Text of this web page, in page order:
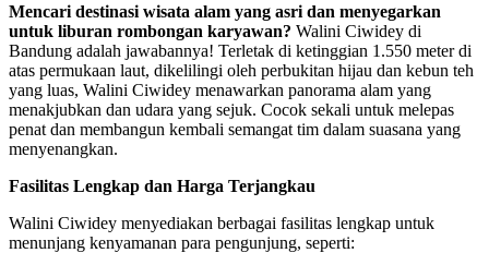
Mencari destinasi wisata alam yang asri dan menyegarkan
untuk liburan rombongan karyawan? Walini Ciwidey di
Bandung adalah jawabannya! Terletak di ketinggian 1.550 meter di
atas permukaan laut, dikelilingi oleh perbukitan hijau dan kebun teh
yang luas, Walini Ciwidey menawarkan panorama alam yang
menakjubkan dan udara yang sejuk. Cocok sekali untuk melepas
penat dan membangun kembali semangat tim dalam suasana yang
menyenangkan.
Fasilitas Lengkap dan Harga Terjangkau
Walini Ciwidey menyediakan berbagai fasilitas lengkap untuk
menunjang kenyamanan para pengunjung, seperti: